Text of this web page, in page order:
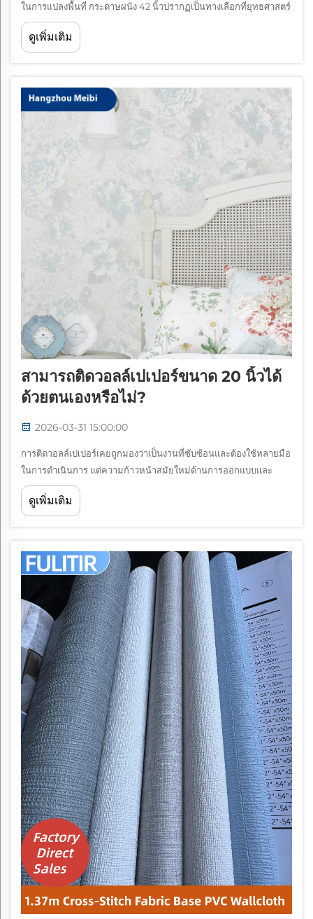
ในการแปลงพื้นที่ กระดาษผนัง 42 นิ้วปรากฏเป็นทางเลือกที่ยุทธศาสตร์
ที่สมดุลประสิทธิภาพการครอบคลุมกับการติดตั้ง ขนาดความกว้าง
เฉพาะนี้ ให้ความน่าเชื่อถือ...
ดูเพิ่มเติม
สามารถติดวอลล์เปเปอร์ขนาด 20 นิ้วได้
ด้วยตนเองหรือไม่?
2026-03-31 15:00:00
การติดวอลล์เปเปอร์เคยถูกมองว่าเป็นงานที่ซับซ้อนและต้องใช้หลายมือ
ในการดำเนินการ แต่ความก้าวหน้าสมัยใหม่ด้านการออกแบบและ
เทคนิคการติดวอลล์เปเปอร์ทำให้การติดด้วยตนเองเป็นไปได้มากยิ่งขึ้น
เมื่อพูดถึงวอลล์เปเปอร์ขนาด 20 นิ้ว ...
ดูเพิ่มเติม